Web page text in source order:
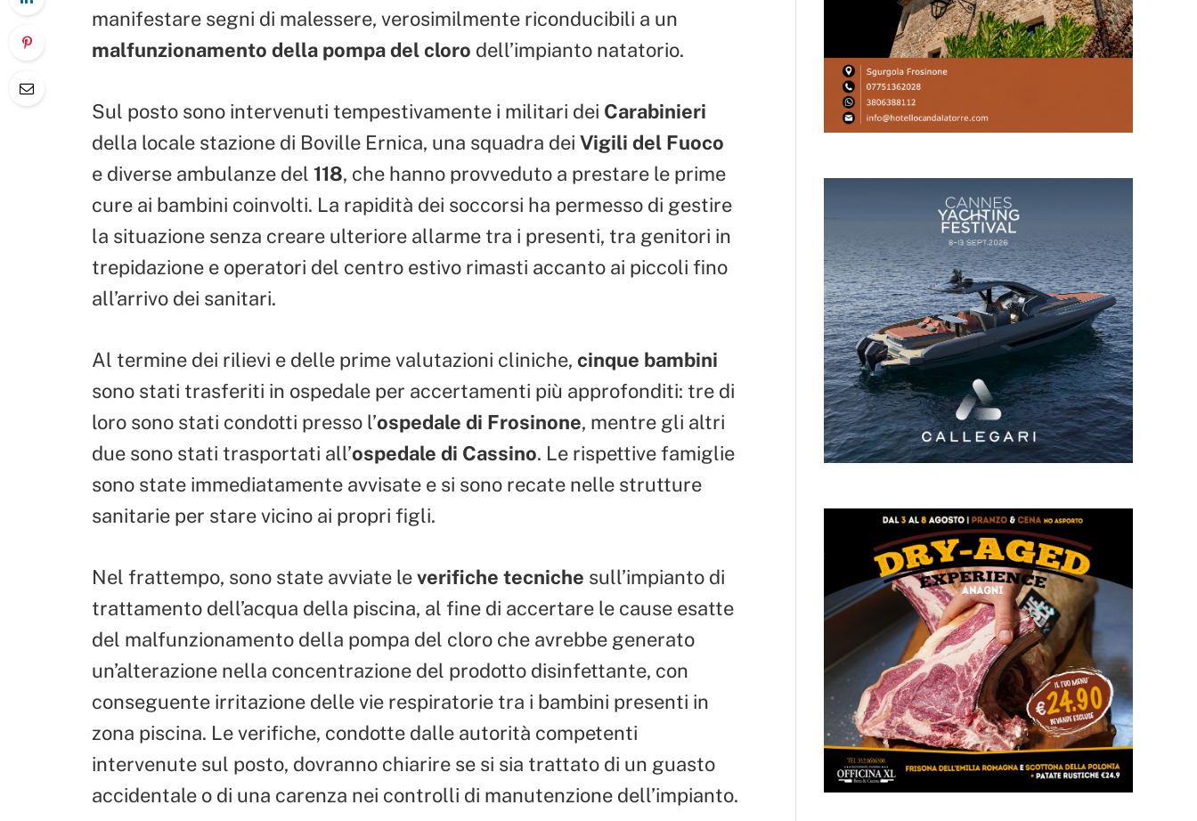
manifestare segni di malessere, verosimilmente riconducibili a un
malfunzionamento della pompa del cloro dell’impianto natatorio.
Sul posto sono intervenuti tempestivamente i militari dei Carabinieri
della locale stazione di Boville Ernica, una squadra dei Vigili del Fuoco
e diverse ambulanze del 118, che hanno provveduto a prestare le prime
cure ai bambini coinvolti. La rapidità dei soccorsi ha permesso di gestire
la situazione senza creare ulteriore allarme tra i presenti, tra genitori in
trepidazione e operatori del centro estivo rimasti accanto ai piccoli fino
all’arrivo dei sanitari.
Al termine dei rilievi e delle prime valutazioni cliniche, cinque bambini
sono stati trasferiti in ospedale per accertamenti più approfonditi: tre di
loro sono stati condotti presso l’ospedale di Frosinone, mentre gli altri
due sono stati trasportati all’ospedale di Cassino. Le rispettive famiglie
sono state immediatamente avvisate e si sono recate nelle strutture
sanitarie per stare vicino ai propri figli.
Nel frattempo, sono state avviate leverifiche tecniche sull’impianto di
trattamento dell’acqua della piscina, al fine di accertare le cause esatte
del malfunzionamento della pompa del cloro che avrebbe generato
un’alterazione nella concentrazione del prodotto disinfettante, con
conseguente irritazione delle vie respiratorie tra i bambini presenti in
zona piscina. Le verifiche, condotte dalle autorità competenti
intervenute sul posto, dovranno chiarire se si sia trattato di un guasto
accidentale o di una carenza nei controlli di manutenzione dell’impianto.